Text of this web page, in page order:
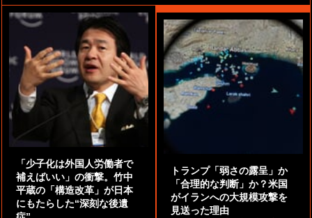
「少子化は外国人労働者で
補えばいい」の衝撃。竹中
平蔵の「構造改革」が日本
にもたらした“深刻な後遺
トランプ「弱さの露呈」か
「合理的な判断」か？米国
がイランへの大規模攻撃を
見送った理由